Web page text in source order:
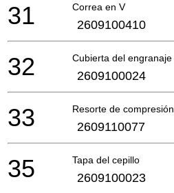
Correa en V
31 2609100410
Cubierta del engranaje
32 2609100024
Resorte de compresión
33 2609110077
Tapa del cepillo
35 2609100023